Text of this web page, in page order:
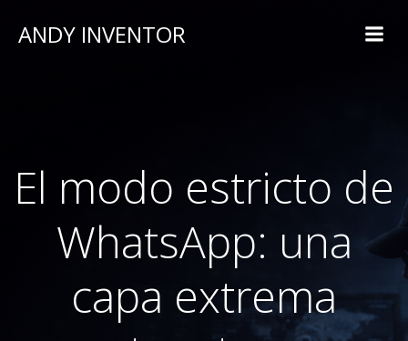
ANDY INVENTOR
El modo estricto de
WhatsApp: una
capa extrema